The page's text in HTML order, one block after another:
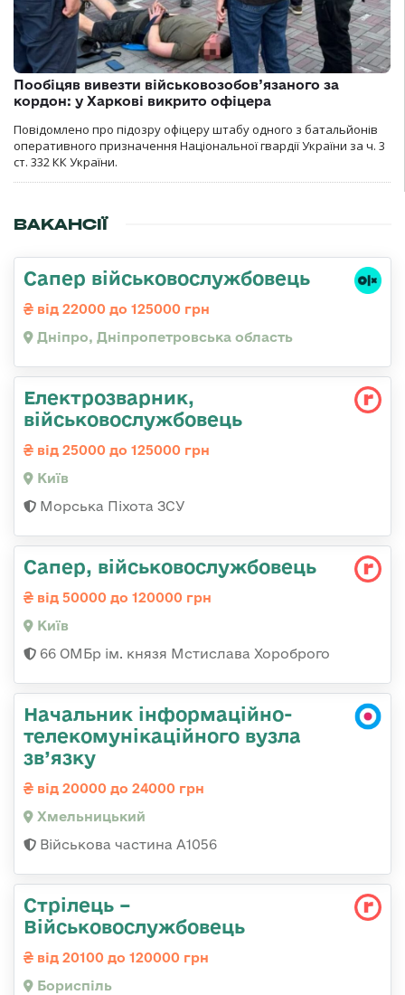
Пообіцяв вивезти військовозобов’язаного за
кордон: у Харкові викрито офіцера
Повідомлено про підозру офіцеру штабу одного з батальйонів
оперативного призначення Національної гвардії України за ч. 3
ст. 332 КК України.
ВАКАНСІЇ
Сапер військовослужбовець
від 22000 до 125000 грн
Дніпро, Дніпропетровська область
Електрозварник,
військовослужбовець
від 25000 до 125000 грн
Київ
Морська Піхота ЗСУ
Сапер, військовослужбовець
від 50000 до 120000 грн
Київ
66 ОМБр ім. князя Мстислава Хороброго
Начальник інформаційно-
телекомунікаційного вузла
зв’язку
від 20000 до 24000 грн
Хмельницький
Військова частина А1056
Стрілець –
Військовослужбовець
від 20100 до 120000 грн
Бориспіль